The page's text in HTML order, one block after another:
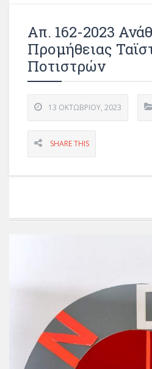
Aπ. 162-2023
Προμήθειας
Ποτιστρών
13 ΟΚΤΩΒΡΊΟΥ, 2023
SHARE THIS